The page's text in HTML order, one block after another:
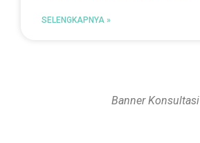
SELENGKAPNYA »
Banner Konsultasi